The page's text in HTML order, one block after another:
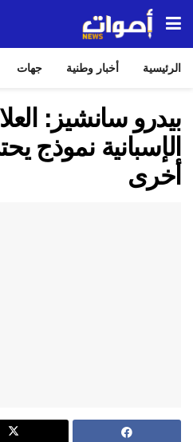
الرئيسية أخبار وطنية جهات
بيدرو سانشيز:
الإسبانية نموذج
أخرى